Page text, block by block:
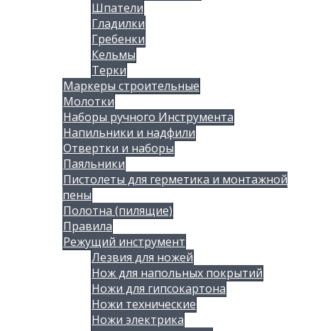
Шпатели
Гладилки
Гребенки
Кельмы
Терки
Маркеры строительные
Молотки
Наборы ручного Инструмента
Напильники и надфили
Отвертки и наборы
Паяльники
Пистолеты для герметика и монтажной
пены
Полотна (пилящие)
Правила
Режущий инструмент
Лезвия для ножей
Нож для напольных покрытий
Ножи для гипсокартона
Ножи технические
Ножи электрика